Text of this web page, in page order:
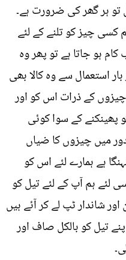
تو ہر گھر کی ضرورت ہے۔
کسی چیز کو تلنے کے لئے
ہو جاتا ہے تو پھر وہ
بار استعمال سے وہ کالا بھی
کے ذرات اس کو اور
پھینکنے کے سوا کوئی
میں چیزوں کا ضیاں
ہے ہمارے لئے اس کو
لئے ہم آپ کے لئے تیل کو
شاندار ٹپ لے کر آئے ہیں
تیل کو بالکل صاف اور